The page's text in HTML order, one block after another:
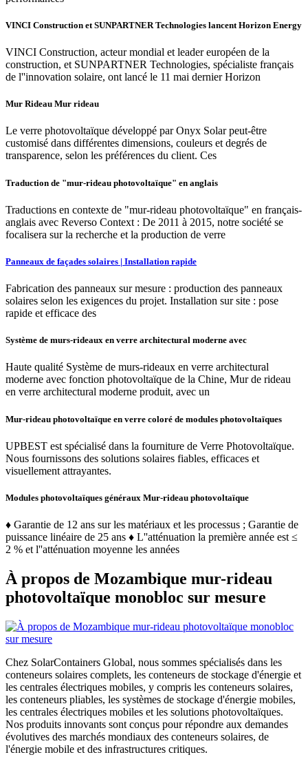
VINCI Construction et SUNPARTNER Technologies lancent Horizon Energy
VINCI Construction, acteur mondial et leader européen de la
construction, et SUNPARTNER Technologies, spécialiste français
de l''innovation solaire, ont lancé le 11 mai dernier Horizon
Mur Rideau Mur rideau
Le verre photovoltaïque développé par Onyx Solar peut-être
customisé dans différentes dimensions, couleurs et degrés de
transparence, selon les préférences du client. Ces
Traduction de "mur-rideau photovoltaïque" en anglais
Traductions en contexte de "mur-rideau photovoltaïque" en français-
anglais avec Reverso Context : De 2011 à 2015, notre société se
focalisera sur la recherche et la production de verre
Panneaux de façades solaires | Installation rapide
Fabrication des panneaux sur mesure : production des panneaux
solaires selon les exigences du projet. Installation sur site : pose
rapide et efficace des
Système de murs-rideaux en verre architectural moderne avec
Haute qualité Système de murs-rideaux en verre architectural
moderne avec fonction photovoltaïque de la Chine, Mur de rideau
en verre architectural moderne produit, avec un
Mur-rideau photovoltaïque en verre coloré de modules photovoltaïques
UPBEST est spécialisé dans la fourniture de Verre Photovoltaïque.
Nous fournissons des solutions solaires fiables, efficaces et
visuellement attrayantes.
Modules photovoltaïques généraux Mur-rideau photovoltaïque
♦ Garantie de 12 ans sur les matériaux et les processus ; Garantie de
puissance linéaire de 25 ans ♦ L''atténuation la première année est ≤
2 % et l''atténuation moyenne les années
À propos de Mozambique mur-rideau
photovoltaïque monobloc sur mesure
Chez SolarContainers Global, nous sommes spécialisés dans les
conteneurs solaires complets, les conteneurs de stockage d'énergie et
les centrales électriques mobiles, y compris les conteneurs solaires,
les conteneurs pliables, les systèmes de stockage d'énergie mobiles,
les centrales électriques mobiles et les solutions photovoltaïques.
Nos produits innovants sont conçus pour répondre aux demandes
évolutives des marchés mondiaux des conteneurs solaires, de
l'énergie mobile et des infrastructures critiques.